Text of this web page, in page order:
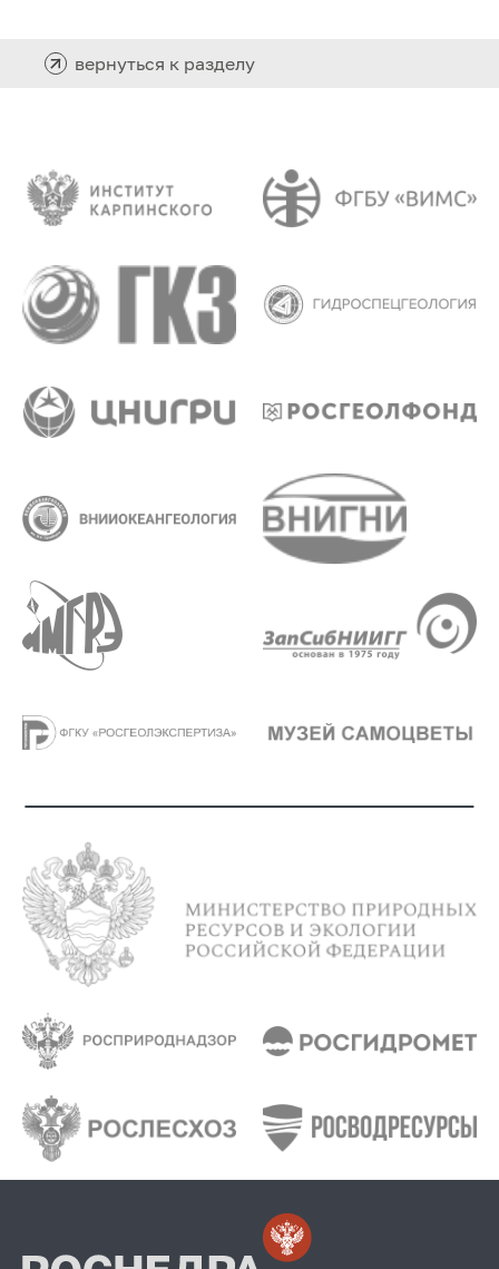
11.35-11.45
Бойко Александр Витальевич, Начальник
Департамента по недропользованию по
11.45-12.00
Наумов Геннадий Геннадьевич, Начальник Управления
по недропользованию по Республике Саха (Якутия).
13.00-13.10
Еханин Александр Георгиевич, Начальник
13.10-13.20
Неволько Александр Иванович, Начальник
Департамента по недропользованию по Сибирскому
13.20-13.30
Рыльков Сергей Александрович, Начальник
13.30-13.40
Приволжскому федеральному округу.
13.40-13.50
Вертий Станислав Николаевич, Начальник
Департамента по недропользованию по Северо-
Кавказскому федеральному округу.
13.50-14.00
федеральному округу.
Департамента по недропользованию по
Центральному федеральному округу.
Департамента по недропользованию на
континентальном шельфом и Мировом океане.
вернуться к разделу